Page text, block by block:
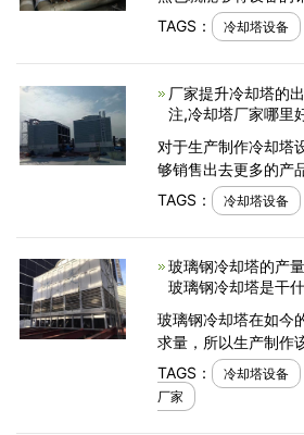
家设备做好了产量的
的发展帮助还是很大
的生产制作
TAGS： 冷却塔设备
厂家提升冷却塔的
注,冷却塔厂家哪里
对于生产制作冷却塔
够销售出去更多的产
够获得更多的经济收
了之后，也就能够在
位，让工厂能够
TAGS： 冷却塔设备
玻璃钢冷却塔的产
玻璃钢冷却塔是干
玻璃钢冷却塔在如今
求量，所以生产制作
自己的生产制作的冷
来。厂家能够拥有比
对工厂自身
TAGS： 冷却塔设备
厂家